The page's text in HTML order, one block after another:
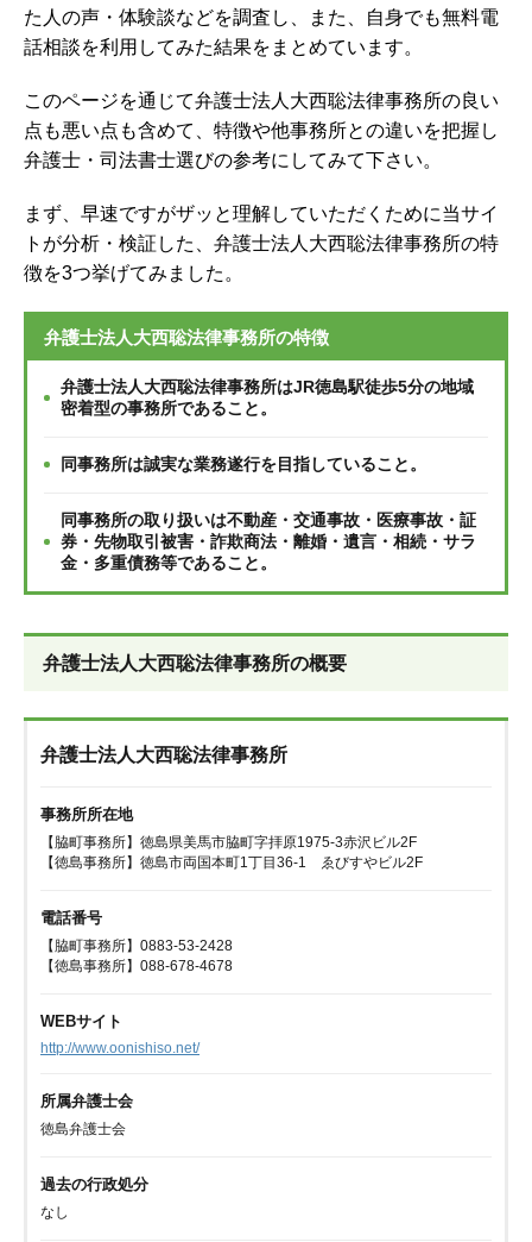
た人の声・体験談などを調査し、
また、自身でも無料電
話相談を利用してみた結果をまとめています。
このページを通じて弁護士法人大西聡法律事務所の良い
点も悪い点も含めて、特徴や他事務所との違いを把握し
弁護士・司法書士選びの参考にしてみて下さい。
まず、早速ですがザッと理解していただくために当サイ
トが分析・検証した、弁護士法人大西聡法律事務所の特
徴を3つ挙げてみました。
弁護士法人大西聡法律事務所の特徴
弁護士法人大西聡法律事務所はJR徳島駅徒歩5分の地域
密着型の事務所であること。
同事務所は誠実な業務遂行を目指していること。
同事務所の取り扱いは不動産・交通事故・医療事故・証
券・先物取引被害・詐欺商法・離婚・遺言・相続・サラ
金・多重債務等であること。
弁護士法人大西聡法律事務所の概要
弁護士法人大西聡法律事務所
事務所所在地
【脇町事務所】徳島県美馬市脇町字拝原1975-3赤沢ビル2F
【徳島事務所】徳島市両国本町1丁目36-1 ゑびすやビル2F
電話番号
【脇町事務所】0883-53-2428
【徳島事務所】088-678-4678
WEBサイト
http://www.oonishiso.net/
所属弁護士会
徳島弁護士会
過去の行政処分
なし